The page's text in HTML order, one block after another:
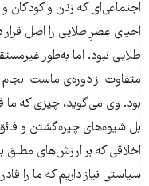
اجتماعی‌ای که زنان و کودکان
احیای عصرِ طلایی را اصل
طلایی نبود. اما به‌طور
متفاوت از دوره‌ی ماست انجام
بود. وی می‌گوید، چیزی که
بل شیوه‌های چیره‌گشتن و
اخلاقی که بر ارزش‌های مطلق
سیاستی نیاز داریم که ما را